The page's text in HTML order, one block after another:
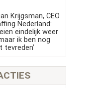
Krijgsman, CEO
Nederland:
eindelijk weer
ik ben nog
tevreden’